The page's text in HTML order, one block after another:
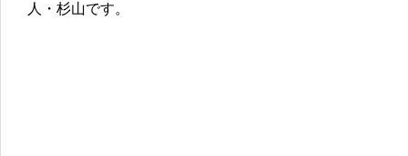
人・杉山です。